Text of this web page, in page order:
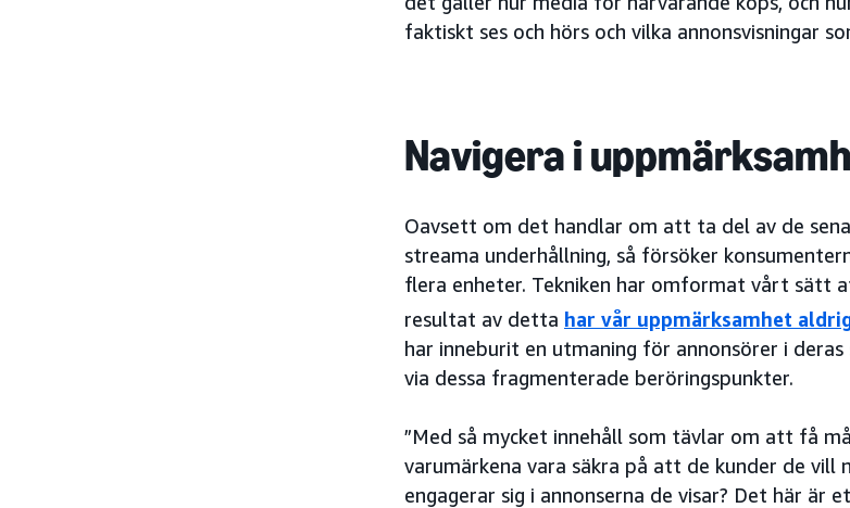
faktiskt ses och hörs och vilka annonsvisningar
Navigera i
Oavsett om det handlar om att ta del av de
streama underhållning, så försöker
flera enheter. Tekniken har omformat vårt sätt
resultat av detta har vår uppmärksamhet
har inneburit en utmaning för annonsörer i
via dessa fragmenterade beröringspunkter.
”Med så mycket innehåll som tävlar om att få
varumärkena vara säkra på att de kunder de vill
engagerar sig i annonserna de visar? Det här är